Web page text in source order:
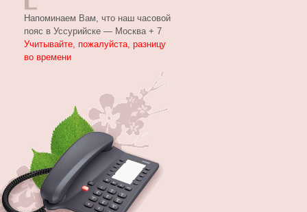
Напоминаем Вам, что наш часовой
пояс в Уссурийске — Москва + 7
Учитывайте, пожалуйста, разницу
во времени